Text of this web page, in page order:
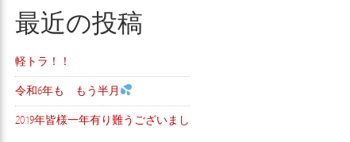
最近の投稿
軽トラ！！
令和6年も もう半月
2019年皆様一年有り難うございまし